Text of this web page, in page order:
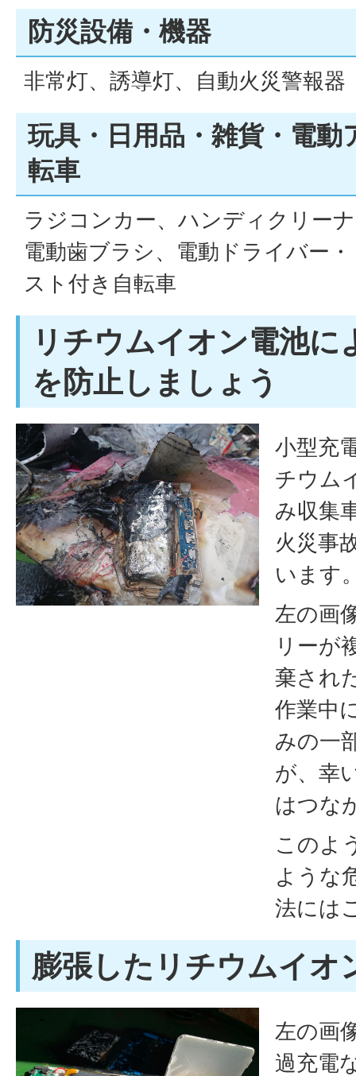
防災設備・機器
非常灯、誘導灯、自動火災警報器
玩具・日用品・雑貨・電動
転車
ラジコンカー、ハンディクリー
電動歯ブラシ、電動ドライバー
スト付き自転車
リチウムイオン電池に
を防止しましょう
小型充
チウム
み収集
火災事
います
左の画
リーが
棄され
作業中
みの一
が、幸
はつな
このよ
ような
法には
膨張したリチウムイオ
左の画
過充電